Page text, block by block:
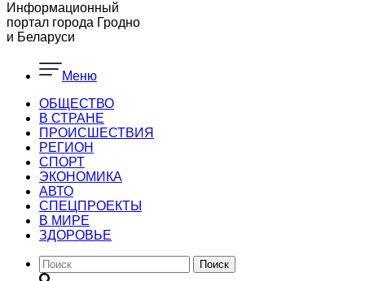
Информационный
портал города Гродно
и Беларуси
Меню
ОБЩЕСТВО
В СТРАНЕ
ПРОИСШЕСТВИЯ
РЕГИОН
CПОРТ
ЭКОНОМИКА
АВТО
СПЕЦПРОЕКТЫ
В МИРЕ
ЗДОРОВЬЕ
Поиск